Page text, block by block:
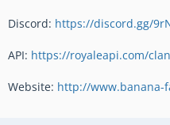
Discord: https://discord.gg/
API: https://royaleapi.com/
Website: http://www.banana-